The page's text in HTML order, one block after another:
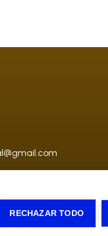
RECHAZAR TODO
gmail.com